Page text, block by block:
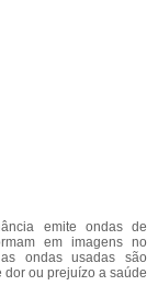
emite ondas de
em imagens no
ondas usadas são
ou prejuízo a saúde